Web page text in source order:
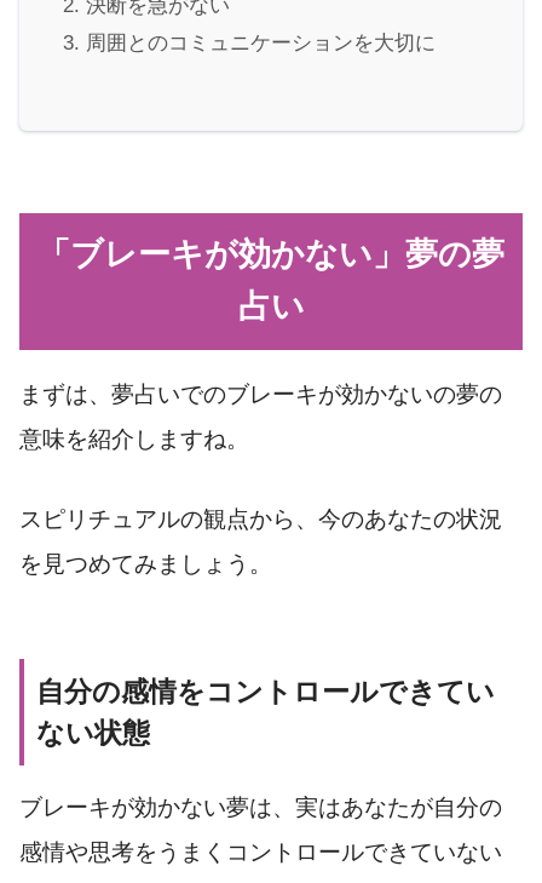
決断を急がない
周囲とのコミュニケーションを大切に
「ブレーキが効かない」夢の夢
占い
まずは、夢占いでのブレーキが効かないの夢の
意味を紹介しますね。
スピリチュアルの観点から、今のあなたの状況
を見つめてみましょう。
自分の感情をコントロールできてい
ない状態
ブレーキが効かない夢は、実はあなたが自分の
感情や思考をうまくコントロールできていない